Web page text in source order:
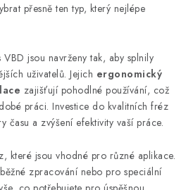
přesně ten typ, který nejlépe
jsou navrženy tak, aby splnily
uživatelů. Jejich ergonomický
zajišťují pohodlné používání, což
práci. Investice do kvalitních fréz
času a zvýšení efektivity vaší práce.
které jsou vhodné pro různé aplikace.
zpracování nebo pro speciální